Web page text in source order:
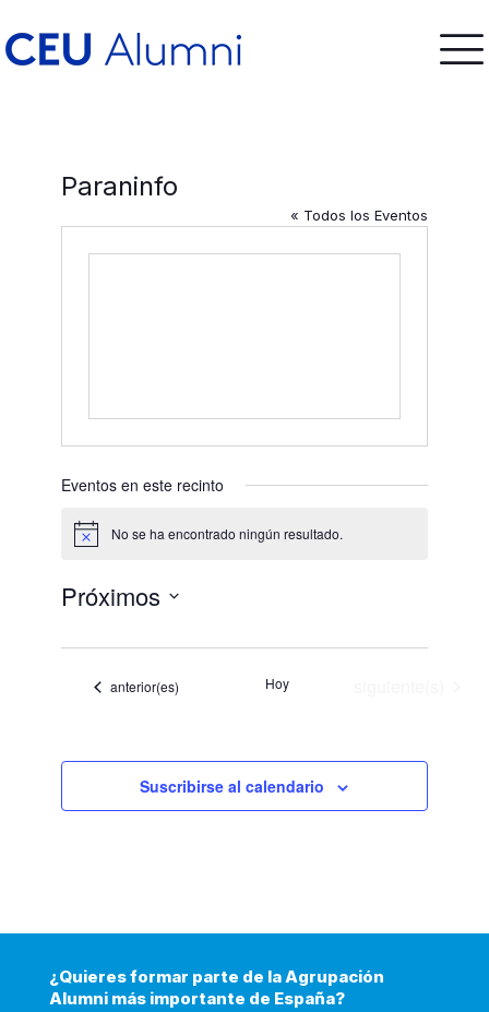
Paraninfo
« Todos los Eventos
Eventos en este recinto
Aviso No se ha encontrado ningún resultado.
Próximos
Eventos
anterior(es) Hoy
Suscribirse al calendario
¿Quieres formar parte de la Agrupación
Alumni más importante de España?